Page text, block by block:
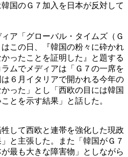
国のＧ７加入を日本が反対して
ア「グローバル・タイムズ（Ｇ
この日、『韓国の粉々に砕かれ
ったことを証明した』と題する
ムでメディアは「Ｇ７の一席を
６月イタリアで開かれる今年の
った」とし「西欧の目には韓国
とを示す結果」と話した。
して西欧と連帯を強化した現政
と主張した。また「韓国がＧ７
最も大きな障害物」としながら